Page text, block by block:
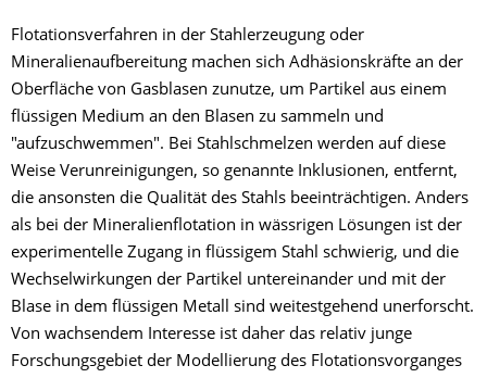
Flotationsverfahren in der Stahlerzeugung oder
Mineralienaufbereitung machen sich Adhäsionskräfte an der
Oberfläche von Gasblasen zunutze, um Partikel aus einem
flüssigen Medium an den Blasen zu sammeln und
"aufzuschwemmen". Bei Stahlschmelzen werden auf diese
Weise Verunreinigungen, so genannte Inklusionen, entfernt,
die ansonsten die Qualität des Stahls beeinträchtigen. Anders
als bei der Mineralienflotation in wässrigen Lösungen ist der
experimentelle Zugang in flüssigem Stahl schwierig, und die
Wechselwirkungen der Partikel untereinander und mit der
Blase in dem flüssigen Metall sind weitestgehend unerforscht.
Von wachsendem Interesse ist daher das relativ junge
Forschungsgebiet der Modellierung des Flotationsvorganges